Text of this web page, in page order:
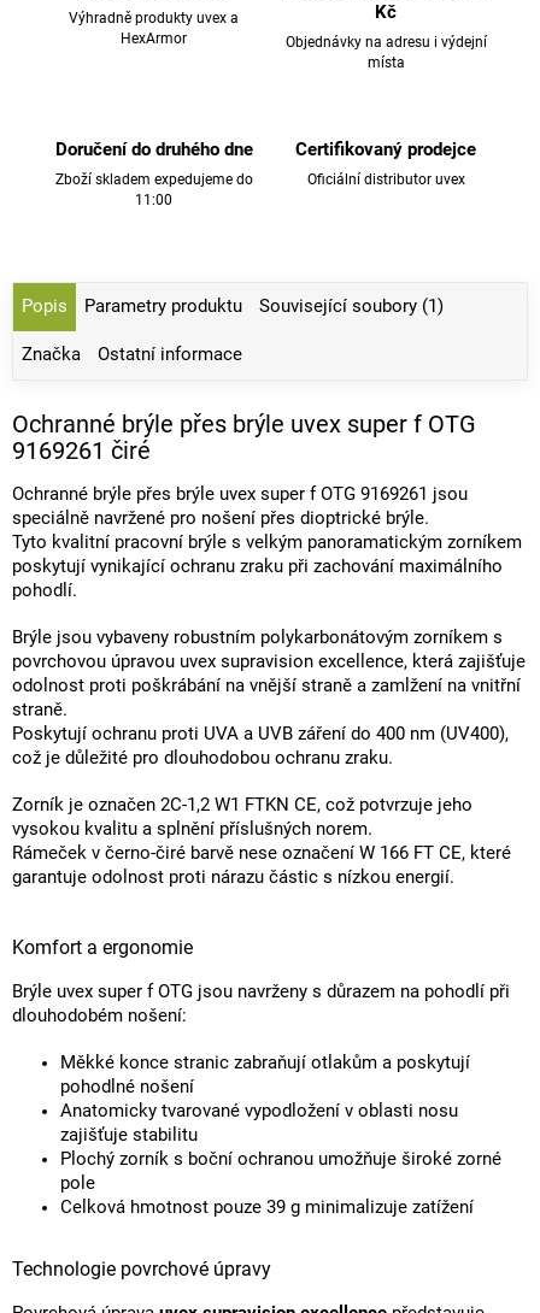
Výhradně produkty uvex a
HexArmor
Kč
Objednávky na adresu i výdejní
místa
Doručení do druhého dne
Zboží skladem expedujeme do
11:00
Certifikovaný prodejce
Oficiální distributor uvex
Popis Parametry produktu Související soubory (1)
Značka Ostatní informace
Ochranné brýle přes brýle uvex super f OTG
9169261 čiré
Ochranné brýle přes brýle uvex super f OTG 9169261 jsou
speciálně navržené pro nošení přes dioptrické brýle.
Tyto kvalitní pracovní brýle s velkým panoramatickým zorníkem
poskytují vynikající ochranu zraku při zachování maximálního
pohodlí.
Brýle jsou vybaveny robustním polykarbonátovým zorníkem s
povrchovou úpravou uvex supravision excellence, která zajišťuje
odolnost proti poškrábání na vnější straně a zamlžení na vnitřní
straně.
Poskytují ochranu proti UVA a UVB záření do 400 nm (UV400),
což je důležité pro dlouhodobou ochranu zraku.
Zorník je označen 2C-1,2 W1 FTKN CE, což potvrzuje jeho
vysokou kvalitu a splnění příslušných norem.
Rámeček v černo-čiré barvě nese označení W 166 FT CE, které
garantuje odolnost proti nárazu částic s nízkou energií.
Komfort a ergonomie
Brýle uvex super f OTG jsou navrženy s důrazem na pohodlí při
dlouhodobém nošení:
Měkké konce stranic zabraňují otlakům a poskytují
pohodlné nošení
Anatomicky tvarované vypodložení v oblasti nosu
zajišťuje stabilitu
Plochý zorník s boční ochranou umožňuje široké zorné
pole
Celková hmotnost pouze 39 g minimalizuje zatížení
Technologie povrchové úpravy